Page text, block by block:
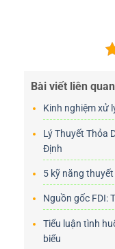
Bài viết liên
Kinh nghiệm xử
Lý Thuyết Thỏa
Định
5 kỹ năng
Nguồn gốc FDI:
Tiểu luận tình
biểu